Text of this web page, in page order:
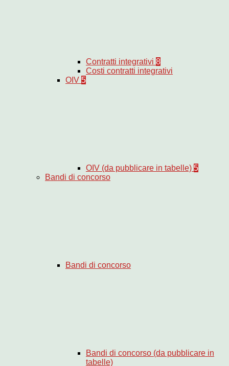
Contratti integrativi 8
Costi contratti integrativi
OIV 5
OIV (da pubblicare in tabelle) 5
Bandi di concorso
Bandi di concorso
Bandi di concorso (da pubblicare in
tabelle)